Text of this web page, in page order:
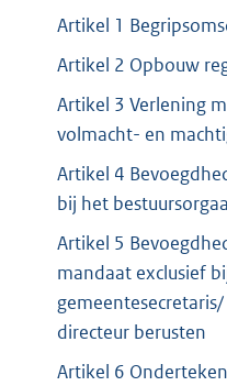
Artikel 1
Artikel 2 Opbouw
Artikel 3 Verlening
volmacht- en
Artikel 4
bij het
Artikel 5
mandaat exclusief
directeur berusten
Artikel 6